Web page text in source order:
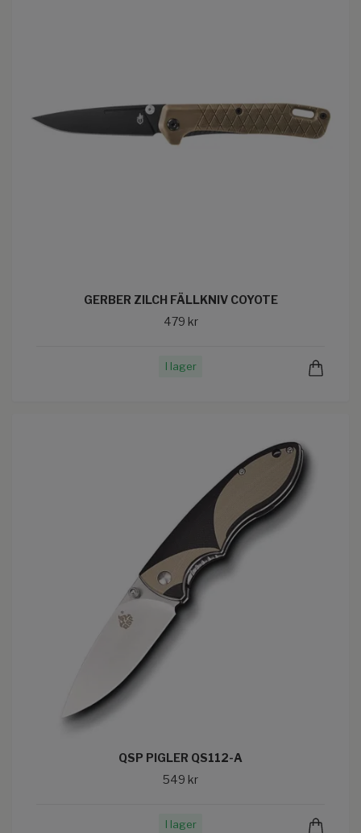
GERBER ZILCH FÄLLKNIV COYOTE
479 kr
I lager
QSP PIGLER QS112-A
549 kr
I lager